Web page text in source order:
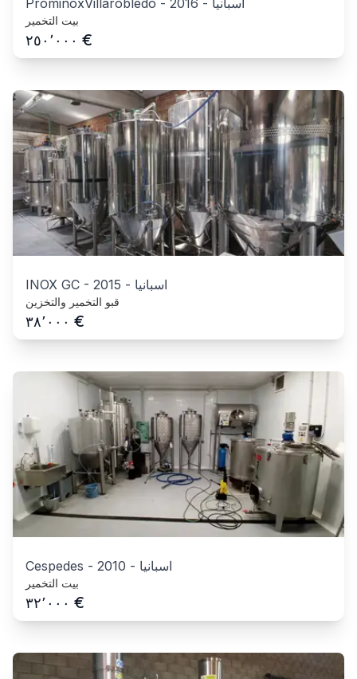
ProminoxVillarobledo - 2016 - اسبانيا
بيت التخمير
٢٥٠٬٠٠٠ €
INOX GC - 2015 - اسبانيا
قبو التخمير والتخزين
٣٨٬٠٠٠ €
Cespedes - 2010 - اسبانيا
بيت التخمير
٣٢٬٠٠٠ €